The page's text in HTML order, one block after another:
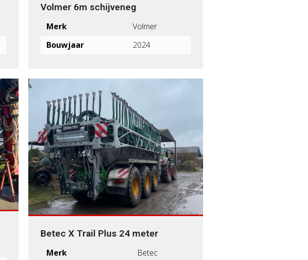
Volmer 6m schijveneg
Merk
Volmer
Bouwjaar
2024
Betec X Trail Plus 24 meter
Merk Betec